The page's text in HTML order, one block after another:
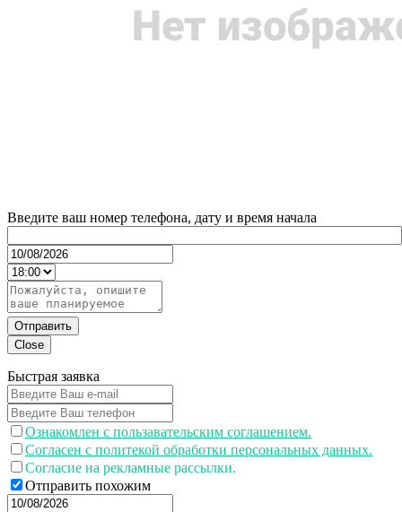
Введите ваш номер телефона, дату и время начала
Отправить
Close
Быстрая заявка
Ознакомлен с пользавательским соглашением.
Согласен с политекой обработки персональных данных.
Согласие на рекламные рассылки.
Отправить похожим